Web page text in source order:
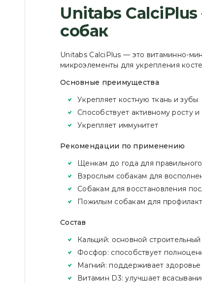
Unitabs
собак
Unitabs CalciPlus — это витаминно-
микроэлементы для укрепления
Основные преимущества
Укрепляет костную ткань и зубы
Способствует активному росту
Укрепляет иммунитет
Рекомендации по применению
Щенкам до года для
Взрослым собакам для
Собакам для восстановления
Пожилым собакам для
Состав
Кальций: основной
Фосфор: способствует
Магний: поддерживает здоровье
Витамин D3: улучшает